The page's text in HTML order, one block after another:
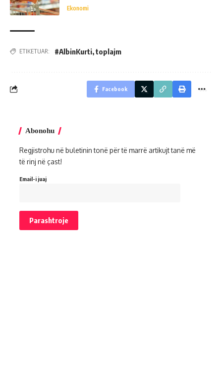
Ekonomi
ETIKETUAR: #AlbinKurti,toplajm
Facebook
Abonohu
Regjistrohu në buletinin tonë për të marrë artikujt tanë më
të rinj në çast!
Email-i juaj